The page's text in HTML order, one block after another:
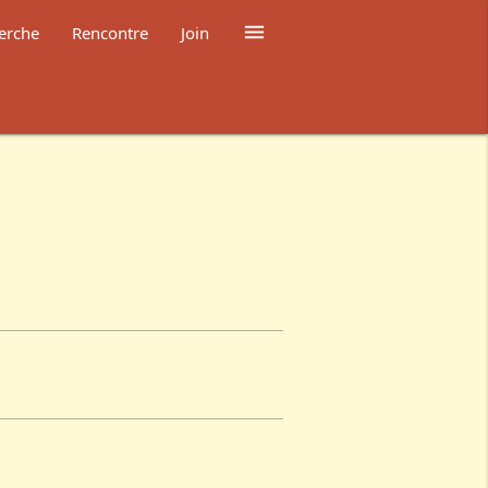

Rencontre Join